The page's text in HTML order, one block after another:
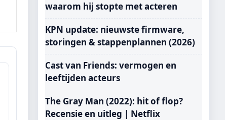
waarom hij stopte met acteren
KPN update: nieuwste firmware,
storingen & stappenplannen (2026)
Cast van Friends: vermogen en
leeftijden acteurs
The Gray Man (2022): hit of flop?
Recensie en uitleg | Netflix